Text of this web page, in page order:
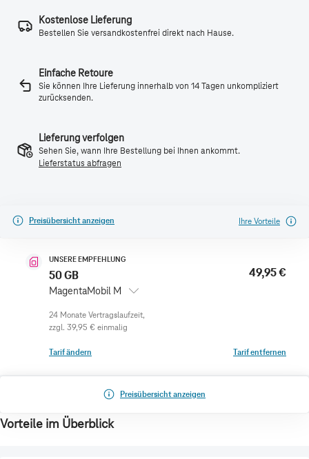
Kostenlose Lieferung
Bestellen Sie versandkostenfrei direkt nach Hause.
Einfache Retoure
Sie können Ihre Lieferung innerhalb von 14 Tagen unkompliziert
zurücksenden.
Lieferung verfolgen
Sehen Sie, wann Ihre Bestellung bei Ihnen ankommt.
Lieferstatus abfragen
Preisübersicht anzeigen Ihre Vorteile
UNSERE EMPFEHLUNG
50 GB
MagentaMobil M
49,95 €
zzgl. 39,95 € einmalig
Tarif ändern Tarif entfernen
Preisübersicht anzeigen
Vorteile im Überblick